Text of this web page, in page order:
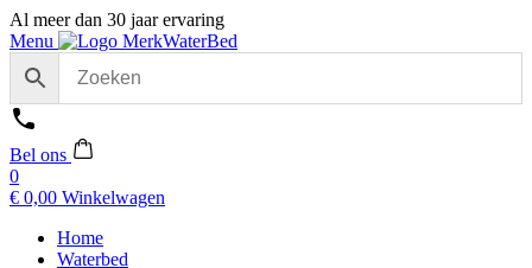
Al meer dan 30 jaar ervaring
Menu
Bel ons
0
€ 0,00 Winkelwagen
Home
Waterbed